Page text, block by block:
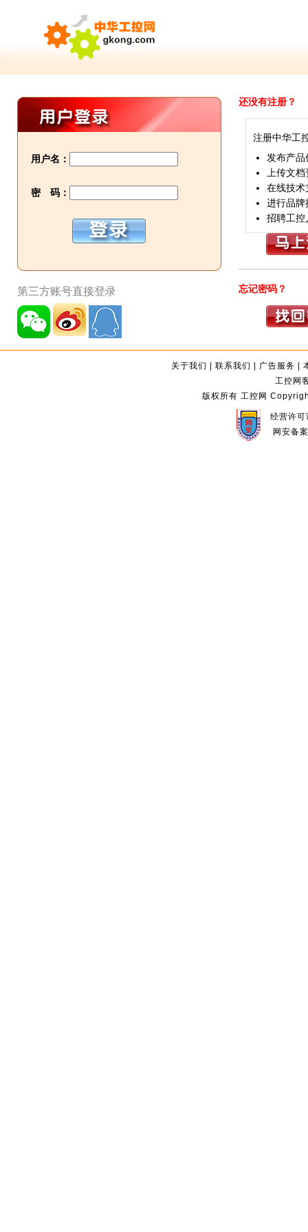
用户名：
密 码：
第三方账号直接登录
还没有注册？
注册中华工
发布产品
上传文档
在线技术
进行品牌
招聘工控
忘记密码？
关于我们 |联系我们 | 广告服务 |
工控网
版权所有 工控网
经营许
网安备